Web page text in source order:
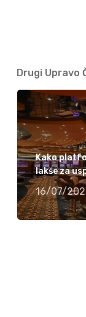
Drugi Upravo
Kako
lakše za
16/07/